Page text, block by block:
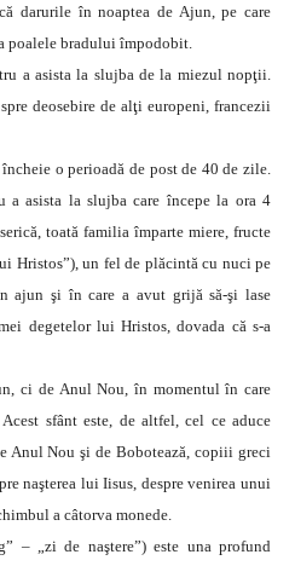
darurile în noaptea de Ajun, pe care
poalele bradului împodobit.
a asista la slujba de la miezul nopţii.
deosebire de alţi europeni, francezii
o perioadă de post de 40 de zile.
a asista la slujba care începe la ora 4
toată familia împarte miere, fructe
Hristos”), un fel de plăcintă cu nuci pe
ajun şi în care a avut grijă să-şi lase
degetelor lui Hristos, dovada că s-a
ci de Anul Nou, în momentul în care
sfânt este, de altfel, cel ce aduce
Anul Nou şi de Bobotează, copiii greci
naşterea lui Iisus, despre venirea unui
a câtorva monede.
– „zi de naştere”) este una profund